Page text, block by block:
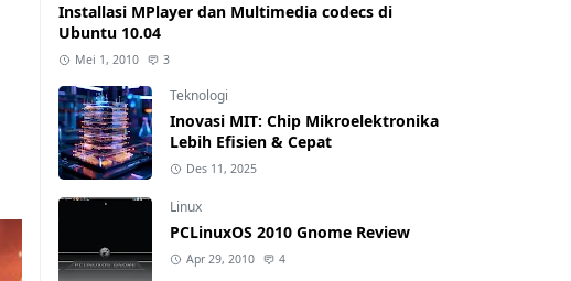
Installasi MPlayer dan Multimedia codecs di
Ubuntu 10.04
Mei 1, 2010 3
Teknologi
Inovasi MIT: Chip Mikroelektronika
Lebih Efisien & Cepat
Des 11, 2025
Linux
PCLinuxOS 2010 Gnome Review
Apr 29, 2010 4